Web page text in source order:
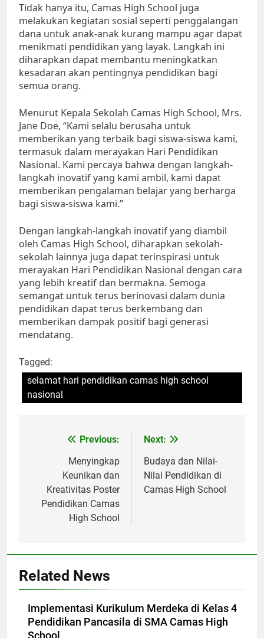
Tidak hanya itu, Camas High School juga
melakukan kegiatan sosial seperti penggalangan
dana untuk anak-anak kurang mampu agar dapat
menikmati pendidikan yang layak. Langkah ini
diharapkan dapat membantu meningkatkan
kesadaran akan pentingnya pendidikan bagi
semua orang.
Menurut Kepala Sekolah Camas High School, Mrs.
Jane Doe, “Kami selalu berusaha untuk
memberikan yang terbaik bagi siswa-siswa kami,
termasuk dalam merayakan Hari Pendidikan
Nasional. Kami percaya bahwa dengan langkah-
langkah inovatif yang kami ambil, kami dapat
memberikan pengalaman belajar yang berharga
bagi siswa-siswa kami.”
Dengan langkah-langkah inovatif yang diambil
oleh Camas High School, diharapkan sekolah-
sekolah lainnya juga dapat terinspirasi untuk
merayakan Hari Pendidikan Nasional dengan cara
yang lebih kreatif dan bermakna. Semoga
semangat untuk terus berinovasi dalam dunia
pendidikan dapat terus berkembang dan
memberikan dampak positif bagi generasi
mendatang.
Tagged:
selamat hari pendidikan camas high school
nasional
NavigasiPrevious:
Menyingkap
Keunikan dan
Kreativitas Poster
Pendidikan Camas
High School
Next:
Budaya dan Nilai-
Nilai Pendidikan di
Camas High School
Related News
Implementasi Kurikulum Merdeka di Kelas 4
Pendidikan Pancasila di SMA Camas High
School